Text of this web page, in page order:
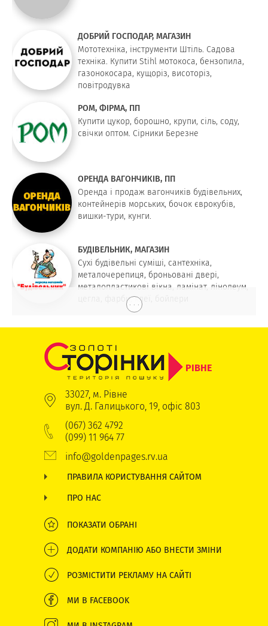
ДОБРИЙ ГОСПОДАР, МАГАЗИН
Мототехніка, інструменти Штіль. Садова
техніка. Купити Stihl мотокоса, бензопила,
газонокосара, кущоріз, висоторіз,
повітродувка
РОМ, ФІРМА, ПП
Купити цукор, борошно, крупи, сіль, соду,
свічки оптом. Сірники Березне
ОРЕНДА ВАГОНЧИКІВ, ПП
Оренда і продаж вагончиків будівельних,
контейнерів морських, бочок єврокубів,
вишки-тури, кунги.
БУДІВЕЛЬНИК, МАГАЗИН
Сухі будівельні суміші, сантехніка,
металочерепиця, броньовані двері,
металопластикові вікна, ламінат, лінолеум,
цегла, фарби, клеї, бойлери
. . .
РІВНЕ
33027, м. Рівне
вул. Д. Галицького, 19, офіс 803
(067) 362 4792
(099) 11 964 77
info@goldenpages.rv.ua
ПРАВИЛА КОРИСТУВАННЯ САЙТОМ
ПРО НАС
ПОКАЗАТИ ОБРАНІ
ДОДАТИ КОМПАНІЮ АБО ВНЕСТИ ЗМІНИ
РОЗМІСТИТИ РЕКЛАМУ НА САЙТІ
МИ В FACEBOOK